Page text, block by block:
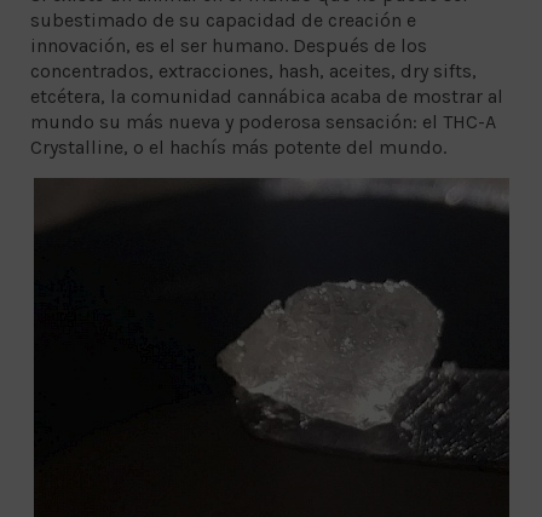
subestimado de su capacidad de creación e
innovación, es el ser humano. Después de los
concentrados, extracciones, hash, aceites, dry sifts,
etcétera, la comunidad cannábica acaba de mostrar al
mundo su más nueva y poderosa sensación: el THC-A
Crystalline, o el hachís más potente del mundo.